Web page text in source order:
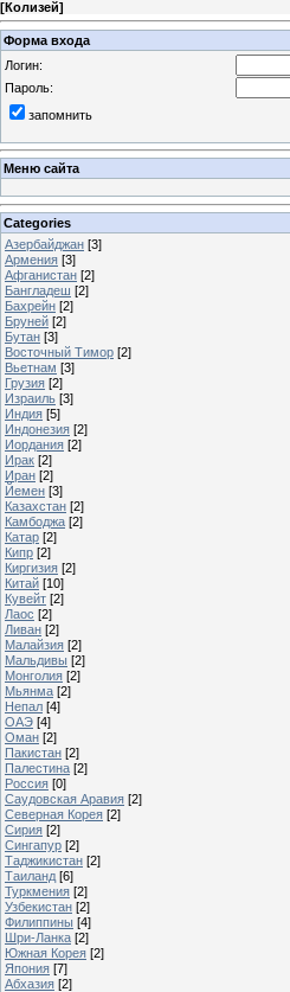
[Колизей]
Форма входа
Логин:
Пароль:
запомнить
Меню сайта
Categories
Азербайджан [3]
Армения [3]
Афганистан [2]
Бангладеш [2]
Бахрейн [2]
Бруней [2]
Бутан [3]
Восточный Тимор [2]
Вьетнам [3]
Грузия [2]
Израиль [3]
Индия [5]
Индонезия [2]
Иордания [2]
Ирак [2]
Иран [2]
Йемен [3]
Казахстан [2]
Камбоджа [2]
Катар [2]
Кипр [2]
Киргизия [2]
Китай [10]
Кувейт [2]
Лаос [2]
Ливан [2]
Малайзия [2]
Мальдивы [2]
Монголия [2]
Мьянма [2]
Непал [4]
ОАЭ [4]
Оман [2]
Пакистан [2]
Палестина [2]
Россия [0]
Саудовская Аравия [2]
Северная Корея [2]
Сирия [2]
Сингапур [2]
Таджикистан [2]
Таиланд [6]
Туркмения [2]
Узбекистан [2]
Филиппины [4]
Шри-Ланка [2]
Южная Корея [2]
Япония [7]
Абхазия [2]